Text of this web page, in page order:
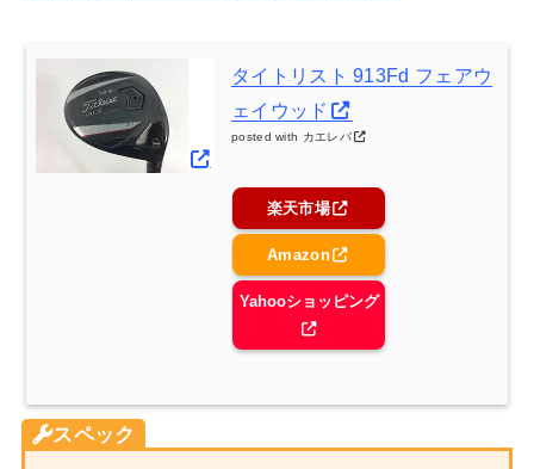
タイトリスト 913Fd フェアウ
ェイウッド
posted with カエレバ
楽天市場
Amazon
Yahooショッピング
スペック